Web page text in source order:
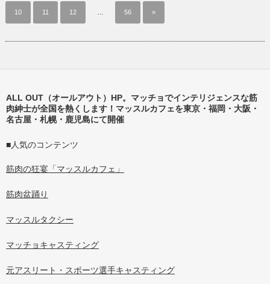
10 11 12 56 »
ALL OUT（オールアウト）HP。マッチョでインテリジェンスな筋
肉紳士が全国を熱くします！マッスルカフェを東京・福岡・大阪・
名古屋・札幌・鹿児島にて開催
■人気のコンテンツ
筋肉の狂宴「マッスルカフェ」
筋肉盆踊り
マッスルタクシー
マッチョキャスティング
元アスリート・スポーツ選手キャスティング